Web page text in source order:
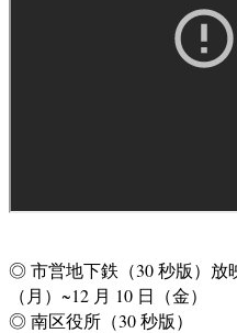
◎ 市営地下鉄（30 秒版）放
（月）~12 月 10 日（金）
◎ 南区役所（30 秒版）